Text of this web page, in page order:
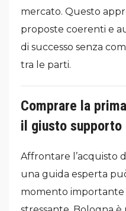
mercato. Questo
proposte coerenti e
di successo senza
tra le parti.
Comprare la
il giusto supporto
Affrontare l’acquisto
una guida esperta
momento importante